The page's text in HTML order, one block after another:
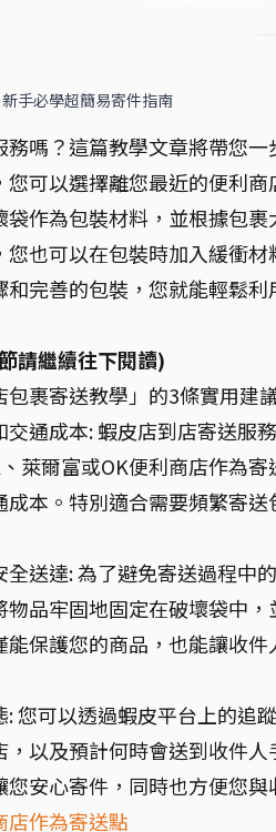
手必學超簡易寄件指南
嗎？這篇教學文章將帶您
可以選擇離您最近的便利
作為包裝材料，並根據包
也可以在包裝時加入緩衝
完善的包裝，您就能輕鬆
請繼續往下閱讀)
裹寄送教學」的3條實用建
通成本: 蝦皮店到店寄送服
萊爾富或OK便利商店作為
本。特別適合需要頻繁寄
送達: 為了避免寄送過程中
品牢固地固定在破壞袋中
保護您的商品，也能讓收
您可以透過蝦皮平台上的追
以及預計何時會送到收件
安心寄件，同時也方便您與
店作為寄送點